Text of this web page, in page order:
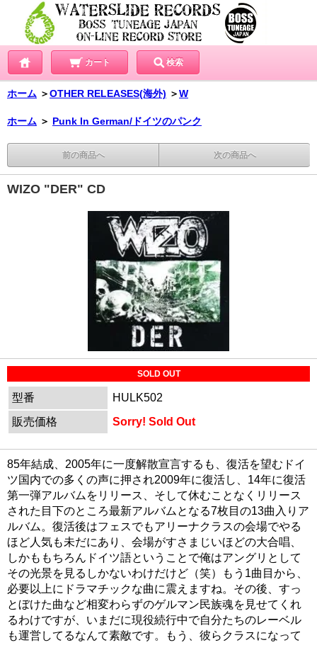
カート 検索
ホーム ＞OTHER RELEASES(海外) ＞W
ホーム ＞ Punk In German/ドイツのパンク
前の商品へ 次の商品へ
WIZO "DER" CD
SOLD OUT
型番
HULK502
販売価格
Sorry! Sold Out
85年結成、2005年に一度解散宣言するも、復活を望むドイ
ツ国内での多くの声に押され2009年に復活し、14年に復活
第一弾アルバムをリリース、そして休むことなくリリース
された目下のところ最新アルバムとなる7枚目の13曲入りア
ルバム。復活後はフェスでもアリーナクラスの会場でやる
ほど人気も未だにあり、会場がすさまじいほどの大合唱、
しかももちろんドイツ語ということで俺はアングリとして
その光景を見るしかないわけだけど（笑）もう1曲目から、
必要以上にドラマチックな曲に震えますね。その後、すっ
とぼけた曲など相変わらずのゲルマン民族魂を見せてくれ
るわけですが、いまだに現役続行中で自分たちのレーベル
も運営してるなんて素敵です。もう、彼らクラスになって